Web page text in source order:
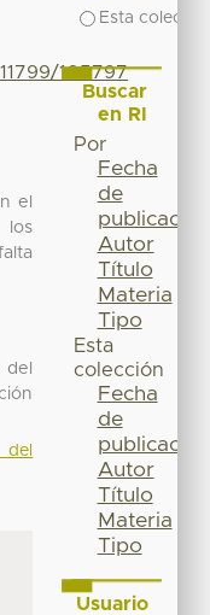
105797
el
los
Esta
Buscar
en RI
Por
Fecha
de
publicación
Autor
Título
Materia
Tipo
Esta
colección
Fecha
de
publicación
Autor
Título
Materia
Tipo
Usuario